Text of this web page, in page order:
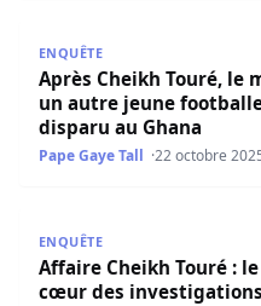
ENQUÊTE
Après Cheikh Touré, le
un autre jeune
disparu au Ghana
Pape Gaye Tall 22 octobre
ENQUÊTE
Affaire Cheikh Touré :
cœur des investigations